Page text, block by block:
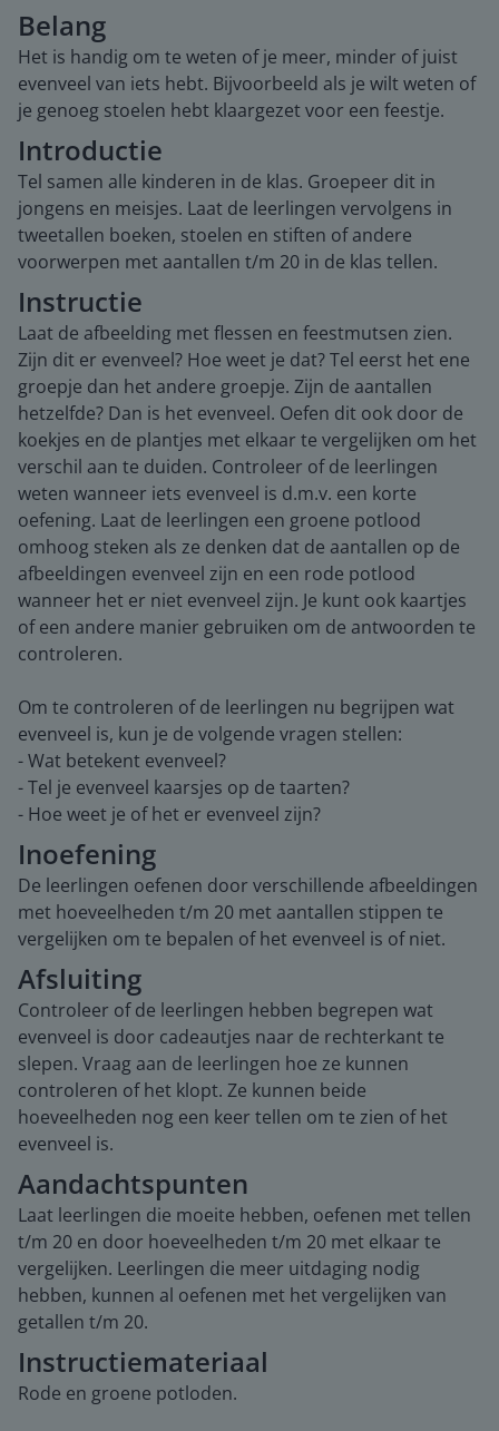
Belang
Het is handig om te weten of je meer, minder of juist
evenveel van iets hebt. Bijvoorbeeld als je wilt weten of
je genoeg stoelen hebt klaargezet voor een feestje.
Introductie
Tel samen alle kinderen in de klas. Groepeer dit in
jongens en meisjes. Laat de leerlingen vervolgens in
tweetallen boeken, stoelen en stiften of andere
voorwerpen met aantallen t/m 20 in de klas tellen.
Instructie
Laat de afbeelding met flessen en feestmutsen zien.
Zijn dit er evenveel? Hoe weet je dat? Tel eerst het ene
groepje dan het andere groepje. Zijn de aantallen
hetzelfde? Dan is het evenveel. Oefen dit ook door de
koekjes en de plantjes met elkaar te vergelijken om het
verschil aan te duiden. Controleer of de leerlingen
weten wanneer iets evenveel is d.m.v. een korte
oefening. Laat de leerlingen een groene potlood
omhoog steken als ze denken dat de aantallen op de
afbeeldingen evenveel zijn en een rode potlood
wanneer het er niet evenveel zijn. Je kunt ook kaartjes
of een andere manier gebruiken om de antwoorden te
controleren.
Om te controleren of de leerlingen nu begrijpen wat
evenveel is, kun je de volgende vragen stellen:
- Wat betekent evenveel?
- Tel je evenveel kaarsjes op de taarten?
- Hoe weet je of het er evenveel zijn?
Inoefening
De leerlingen oefenen door verschillende afbeeldingen
met hoeveelheden t/m 20 met aantallen stippen te
vergelijken om te bepalen of het evenveel is of niet.
Afsluiting
Controleer of de leerlingen hebben begrepen wat
evenveel is door cadeautjes naar de rechterkant te
slepen. Vraag aan de leerlingen hoe ze kunnen
controleren of het klopt. Ze kunnen beide
hoeveelheden nog een keer tellen om te zien of het
evenveel is.
Aandachtspunten
Laat leerlingen die moeite hebben, oefenen met tellen
t/m 20 en door hoeveelheden t/m 20 met elkaar te
vergelijken. Leerlingen die meer uitdaging nodig
hebben, kunnen al oefenen met het vergelijken van
getallen t/m 20.
Instructiemateriaal
Rode en groene potloden.